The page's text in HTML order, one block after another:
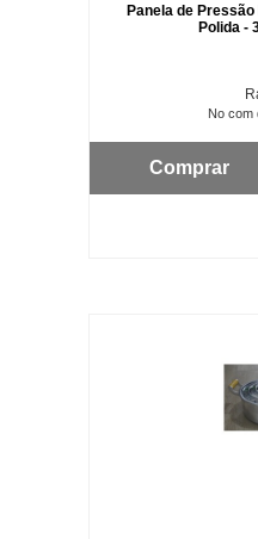
Panela de
Polida -
No com
Comprar